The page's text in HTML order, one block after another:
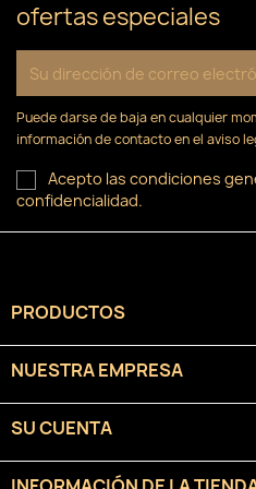
ofertas especiales
Puede darse de baja en cualquier
información de contacto en el aviso
Acepto las condiciones
confidencialidad.
PRODUCTOS
NUESTRA EMPRESA
SU CUENTA